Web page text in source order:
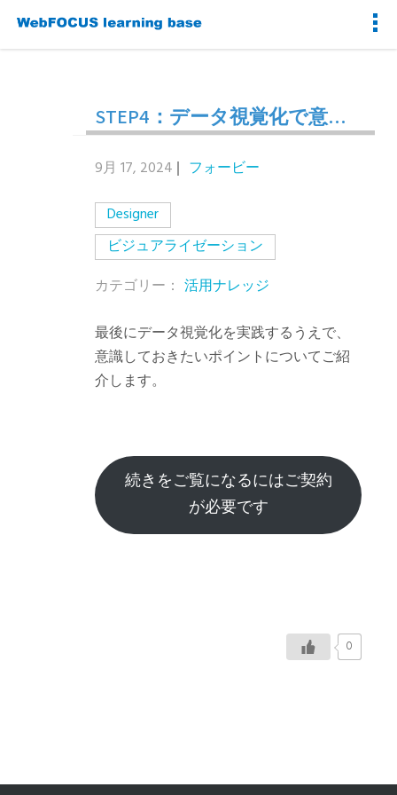
STEP4：データ視覚化で意識すべきポイントは？
9月 17, 2024
フォービー
Designer
ビジュアライゼーション
カテゴリー： 活用ナレッジ
最後にデータ視覚化を実践するうえで、
意識しておきたいポイントについてご紹
介します。
続きをご覧になるにはご契約
が必要です
0